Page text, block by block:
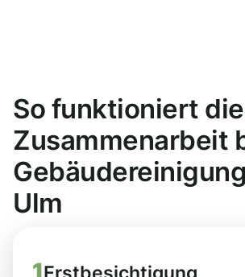
So funktioniert die
Zusammenarbeit
Ulm
1Erstbesichtigung